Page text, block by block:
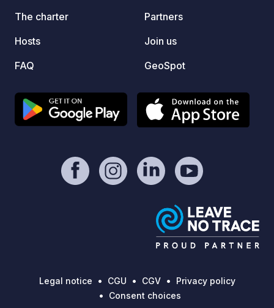
The charter
Hosts
FAQ
Partners
Join us
GeoSpot
Legal notice CGU CGV
Privacy policy
Consent choices